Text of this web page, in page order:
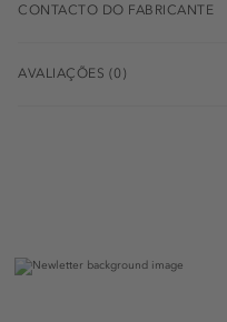
CONTACTO DO FABRICANTE
AVALIAÇÕES (0)